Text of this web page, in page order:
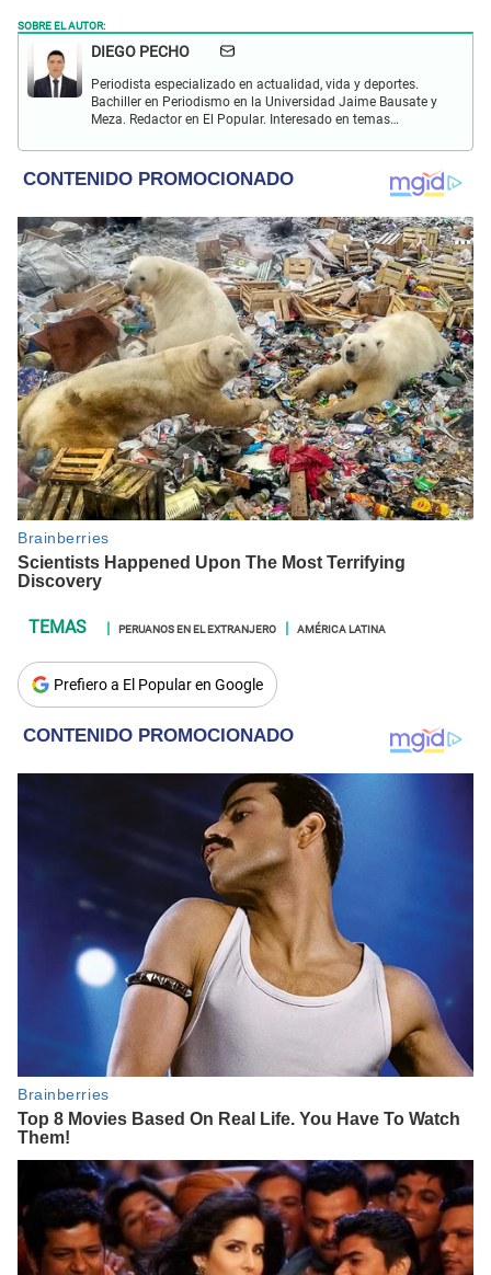
SOBRE EL AUTOR:
DIEGO PECHO
Periodista especializado en actualidad, vida y deportes.
Bachiller en Periodismo en la Universidad Jaime Bausate y
Meza. Redactor en El Popular. Interesado en temas
internacional, trucos caseros y educación.
PERUANOS EN EL EXTRANJERO AMÉRICA LATINA
Prefiero a El Popular en Google